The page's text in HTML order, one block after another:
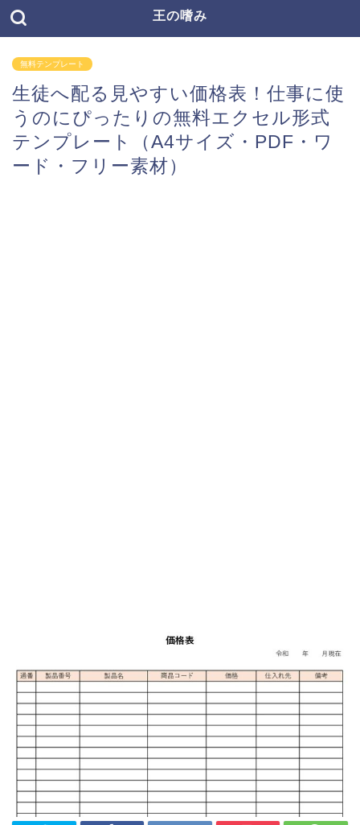
王の嗜み
無料テンプレート
生徒へ配る見やすい価格表！仕事に使
うのにぴったりの無料エクセル形式
テンプレート（A4サイズ・PDF・ワ
ード・フリー素材）